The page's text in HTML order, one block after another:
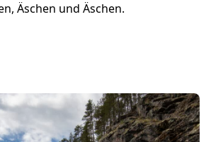
Äschen und Äschen.